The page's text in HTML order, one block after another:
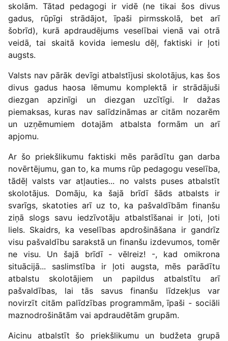
skolām. Tātad pedagogi ir vidē (ne tikai šos divus
gadus, rūpīgi strādājot, īpaši pirmsskolā, bet arī
šobrīd), kurā apdraudējums veselībai vienā vai otrā
veidā, tai skaitā kovida iemeslu dēļ, faktiski ir ļoti
augsts.
Valsts nav pārāk devīgi atbalstījusi skolotājus, kas šos
divus gadus haosa lēmumu komplektā ir strādājuši
diezgan apzinīgi un diezgan uzcītīgi. Ir dažas
piemaksas, kuras nav salīdzināmas ar citām nozarēm
un uzņēmumiem dotajām atbalsta formām un arī
apjomu.
Ar šo priekšlikumu faktiski mēs parādītu gan darba
novērtējumu, gan to, ka mums rūp pedagogu veselība,
tādēļ valsts var atļauties... no valsts puses atbalstīt
skolotājus. Domāju, ka šajā brīdī šāds atbalsts ir
svarīgs, skatoties arī uz to, ka pašvaldībām finanšu
ziņā slogs savu iedzīvotāju atbalstīšanai ir ļoti, ļoti
liels. Skaidrs, ka veselības apdrošināšana ir gandrīz
visu pašvaldību sarakstā un finanšu izdevumos, tomēr
ne visu. Un šajā brīdī - vēlreiz! -, kad omikrona
situācijā... saslimstība ir ļoti augsta, mēs parādītu
atbalstu skolotājiem un papildus atbalstītu arī
pašvaldības, lai tās savus finanšu līdzekļus var
novirzīt citām palīdzības programmām, īpaši - sociāli
maznodrošinātām vai apdraudētām grupām.
Aicinu atbalstīt šo priekšlikumu un budžeta grupā